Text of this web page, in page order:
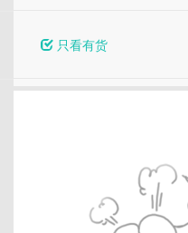
只看有货